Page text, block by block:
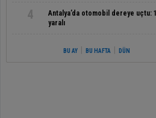
4
Antalya’da otomobil dereye uçtu: 1
yaralı
BU AY BU HAFTA DÜN